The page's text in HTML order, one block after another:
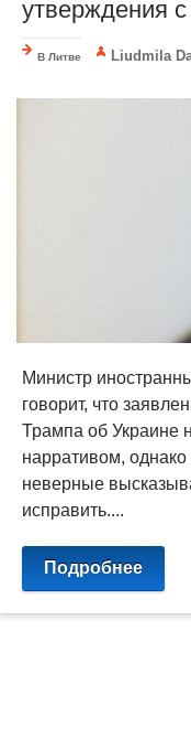
утверждения
В Литве Liudmila
Министр
говорит, что
Трампа об Украине
нарративом, однако
неверные
исправить....
Подробнее